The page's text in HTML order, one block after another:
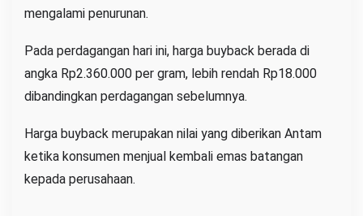
mengalami penurunan.
Pada perdagangan hari ini, harga buyback berada di
angka Rp2.360.000 per gram, lebih rendah Rp18.000
dibandingkan perdagangan sebelumnya.
Harga buyback merupakan nilai yang diberikan Antam
ketika konsumen menjual kembali emas batangan
kepada perusahaan.